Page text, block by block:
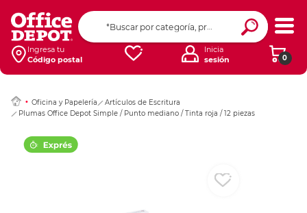
Ingresa tu
Código postal
0
Inicia
sesión
Oficina y Papelería
Artículos de Escritura
Plumas Office Depot Simple / Punto mediano / Tinta roja / 12 piezas
Ingresar Codigo